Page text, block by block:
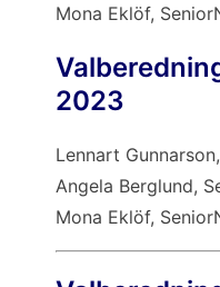
Mona Eklöf,
2023
Lennart
Angela Berglund,
Mona Eklöf,